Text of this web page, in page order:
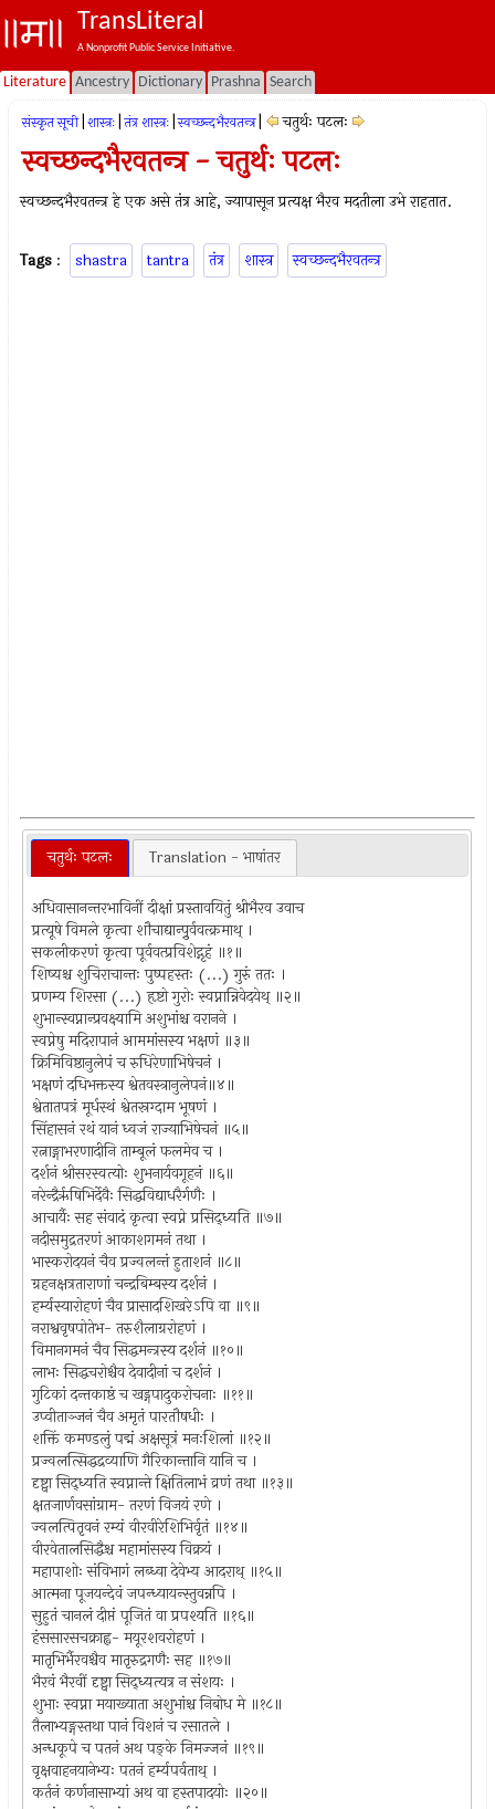
TransLiteral
A Nonprofit Public Service Initiative.
Literature Ancestry Dictionary Prashna Search
संस्कृत सूची शास्त्रः तंत्र शास्त्रः स्वच्छन्दभैरवतन्त्र चतुर्थः पटलः
स्वच्छन्दभैरवतन्त्र - चतुर्थः पटलः
स्वच्छन्दभैरवतन्त्र हे एक असे तंत्र आहे, ज्यापासून प्रत्यक्ष भैरव मदतीला उभे राहतात.
Tags : shastra tantra तंत्र शास्त्र स्वच्छन्दभैरवतन्त्र
चतुर्थः पटलः Translation - भाषांतर
अधिवासानन्तरभाविनीं दीक्षां प्रस्तावयितुं श्रीभैरव उवाच
प्रत्यूषे विमले कृत्वा शौचाद्यान्पुर्र्ववत्क्रमाथ् ।
सकलीकरणं कृत्वा पूर्ववत्प्रविशेद्गृहं ॥१॥
शिष्यश्च शुचिराचान्तः पुष्पहस्तः (...) गुरुं ततः ।
प्रणम्य शिरसा (...) हृष्टो गुरोः स्वप्नान्निवेदयेथ् ॥२॥
शुभान्स्वप्नान्प्रवक्ष्यामि अशुभांश्च वरानने ।
स्वप्नेषु मदिरापानं आममांसस्य भक्षणं ॥३॥
क्रिमिविष्ठानुलेपं च रुधिरेणाभिषेचनं ।
भक्षणं दधिभक्तस्य श्वेतवस्त्रानुलेपनं॥४॥
श्वेतातपत्रं मूर्धस्थं श्वेतस्रग्दाम भूषणं ।
सिंहासनं रथं यानं ध्वजं राज्याभिषेचनं ॥५॥
रत्नाङ्गाभरणादीनि ताम्बूलं फलमेव च ।
दर्शनं श्रीसरस्वत्योः शुभनार्यवगूहनं ॥६॥
नरेन्द्रैरृषिभिर्देवैः सिद्धविद्याधरैर्गणैः ।
आचार्यैः सह संवादं कृत्वा स्वप्ने प्रसिद्ध्यति ॥७॥
नदीसमुद्रतरणं आकाशगमनं तथा ।
भास्करोदयनं चैव प्रज्वलन्तं हुताशनं ॥८॥
ग्रहनक्षत्रताराणां चन्द्रबिम्बस्य दर्शनं ।
हर्म्यस्यारोहणं चैव प्रासादशिखरेऽपि वा ॥९॥
नराश्ववृषपोतेभ- तरुशैलाग्ररोहणं ।
विमानगमनं चैव सिद्धमन्त्रस्य दर्शनं ॥१०॥
लाभः सिद्धचरोश्चैव देवादीनां च दर्शनं ।
गुटिकां दन्तकाष्ठं च खड्गपादुकरोचनाः ॥११॥
उप्वीताञ्जनं चैव अमृतं पारतौषधीः ।
शक्तिं कमण्डलुं पद्मं अक्षसूत्रं मनःशिलां ॥१२॥
प्रज्वलत्सिद्धद्रव्याणि गैरिकान्तानि यानि च ।
दृष्ट्वा सिद्ध्यति स्वप्नान्ते क्षितिलाभं व्रणं तथा ॥१३॥
क्षतजार्णवसांग्राम- तरणं विजयं रणे ।
ज्वलत्पितृवनं रम्यं वीरवीरेशिभिर्वृतं ॥१४॥
वीरवेतालसिद्धैश्च महामांसस्य विक्रयं ।
महापाशोः संविभागं लब्ध्वा देवेभ्य आदराथ् ॥१५॥
आत्मना पूजयन्देवं जपन्ध्यायन्स्तुवन्नपि ।
सुहुतं चानलं दीप्तं पूजितं वा प्रपश्यति ॥१६॥
हंससारसचक्राह्व- मयूरशवरोहणं ।
मातृभिर्भैरवश्चैव मातृरुद्रगणैः सह ॥१७॥
भैरवं भैरवीं दृष्ट्वा सिद्ध्यत्यत्र न संशयः ।
शुभाः स्वप्ना मयाख्याता अशुभांश्च निबोध मे ॥१८॥
तैलाभ्यङ्गस्तथा पानं विशनं च रसातले ।
अन्धकूपे च पतनं अथ पङ्के निमज्जनं ॥१९॥
वृक्षवाहनयानेभ्यः पतनं हर्म्यपर्वताथ् ।
कर्तनं कर्णनासाभ्यां अथ वा हस्तपादयोः ॥२०॥